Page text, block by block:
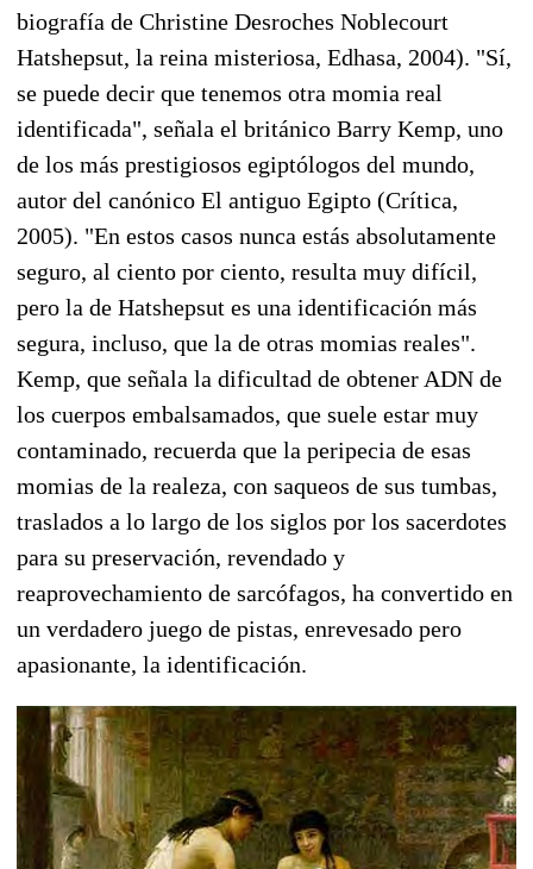
biografía de Christine Desroches Noblecourt
Hatshepsut, la reina misteriosa, Edhasa, 2004). "Sí,
se puede decir que tenemos otra momia real
identificada", señala el británico Barry Kemp, uno
de los más prestigiosos egiptólogos del mundo,
autor del canónico El antiguo Egipto (Crítica,
2005). "En estos casos nunca estás absolutamente
seguro, al ciento por ciento, resulta muy difícil,
pero la de Hatshepsut es una identificación más
segura, incluso, que la de otras momias reales".
Kemp, que señala la dificultad de obtener ADN de
los cuerpos embalsamados, que suele estar muy
contaminado, recuerda que la peripecia de esas
momias de la realeza, con saqueos de sus tumbas,
traslados a lo largo de los siglos por los sacerdotes
para su preservación, revendado y
reaprovechamiento de sarcófagos, ha convertido en
un verdadero juego de pistas, enrevesado pero
apasionante, la identificación.